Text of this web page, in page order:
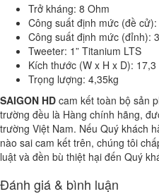
Trở kháng: 8 Ohm
Công suất định mức (đề
Công suất định mức (đỉnh):
Tweeter: 1” Titanium LTS
Kích thước (W x H x D):
Trọng lượng: 4,35kg
SAIGON HD cam kết toàn bộ sản
trường đều là Hàng chính hãng,
trường Việt Nam. Nếu Quý khách
nào sai cam kết trên, chúng tôi
luật và đền bù thiệt hại đến Quý
Đánh giá & bình luận